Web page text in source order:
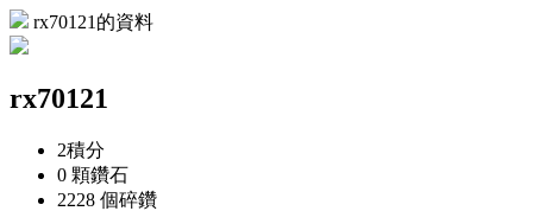
rx70121的資料
rx70121
2積分
0 顆鑽石
2228 個碎鑽